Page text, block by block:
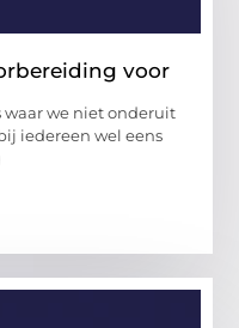
voor
waar we niet onderuit
iedereen wel eens